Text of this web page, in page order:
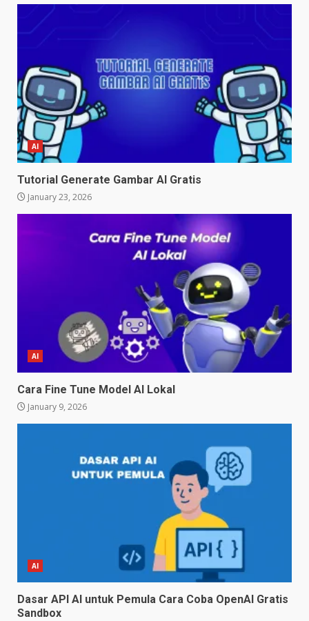
AI
Tutorial Generate Gambar AI Gratis
January 23, 2026
AI
Cara Fine Tune Model AI Lokal
January 9, 2026
AI
Dasar API AI untuk Pemula Cara Coba OpenAI Gratis
Sandbox